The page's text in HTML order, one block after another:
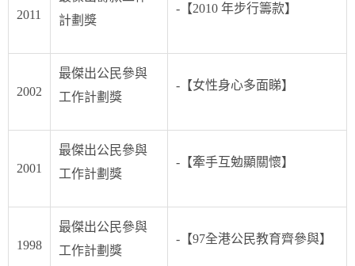
2011
計劃獎
-【2010 年步行籌款】
2002
最傑出公民參與
工作計劃獎
-【女性身心多面睇】
2001
最傑出公民參與
工作計劃獎
-【牽手互勉顯關懷】
1998
最傑出公民參與
工作計劃獎
-【97全港公民教育齊參與】